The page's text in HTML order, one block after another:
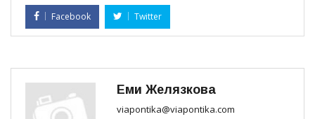
Facebook Twitter
Еми Желязкова
viapontika@viapontika.com